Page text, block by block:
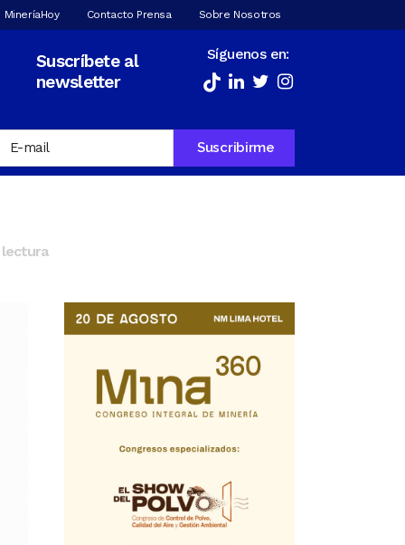
MineríaHoy Contacto Prensa Sobre Nosotros
Suscríbete al
newsletter
Síguenos en: